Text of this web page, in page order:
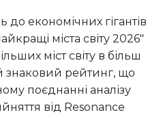
міста світу 2026″
міст світу в більш
знаковий рейтинг, що
поєднанні аналізу
від Resonance